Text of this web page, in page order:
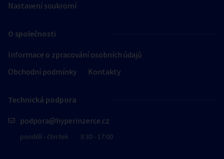
Nastavení soukromí
O společnosti
Informace o zpracování osobních údajů
Obchodní podmínky
Kontakty
Technická podpora
podpora@hyperinzerce.cz
pondělí - čtvrtek 8:30 - 17:00